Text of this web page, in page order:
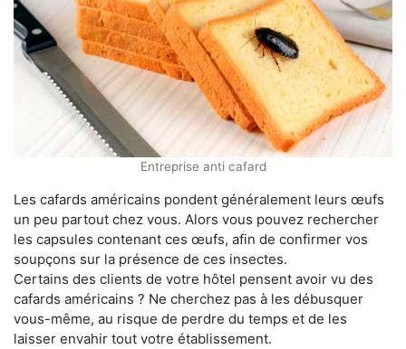
Entreprise anti cafard
Les cafards américains pondent généralement leurs œufs
un peu partout chez vous. Alors vous pouvez rechercher
les capsules contenant ces œufs, afin de confirmer vos
soupçons sur la présence de ces insectes.
Certains des clients de votre hôtel pensent avoir vu des
cafards américains ? Ne cherchez pas à les débusquer
vous-même, au risque de perdre du temps et de les
laisser envahir tout votre établissement.